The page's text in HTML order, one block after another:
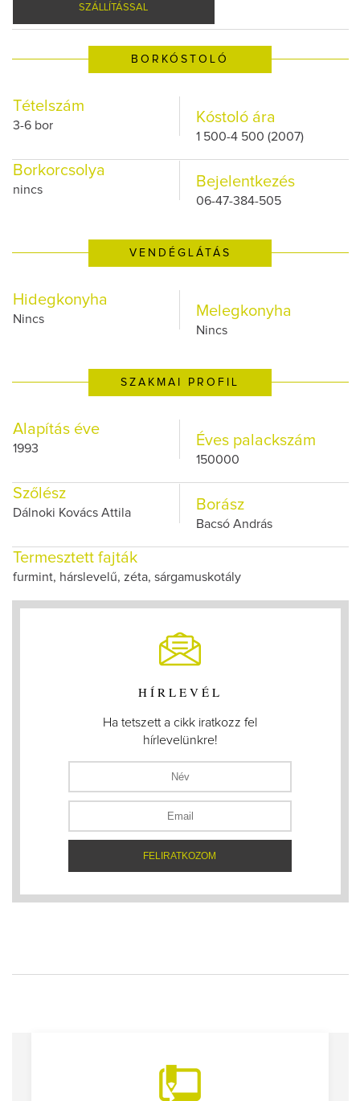
SZÁLLÍTÁSSAL
BORKÓSTOLÓ
Tételszám
3-6 bor Kóstoló ára
1 500-4 500 (2007)
Borkorcsolya
nincs Bejelentkezés
06-47-384-505
VENDÉGLÁTÁS
Hidegkonyha
Nincs Melegkonyha
Nincs
SZAKMAI PROFIL
Alapítás éve
1993 Éves palackszám
150000
Szőlész
Dálnoki Kovács Attila Borász
Bacsó András
Termesztett fajták
furmint, hárslevelű, zéta, sárgamuskotály
HÍRLEVÉL
Ha tetszett a cikk iratkozz fel
hírlevelünkre!